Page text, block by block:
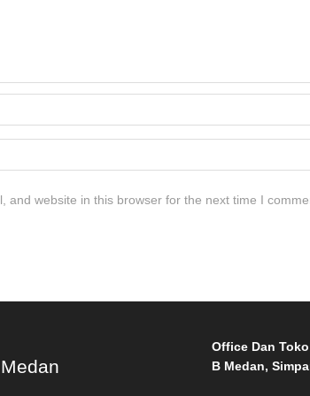
and website in this browser for the next time I
Office Dan
B Medan,